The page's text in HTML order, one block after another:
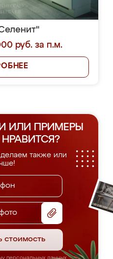
руб. за п.м.
ИЛИ ПРИМЕРЫ
НРАВИТСЯ?
также или
стоимость
персональных данных